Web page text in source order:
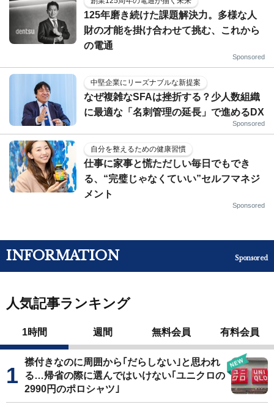
125年磨き続けた課題解決力。多様な人
財の才能を掛け合わせて挑む、これから
の電通
Sponsored
中堅企業にリーズナブルな新提案
なぜ複雑なSFAは挫折する？少人数組織
に最適な「名刺管理の延長」で進めるDX
Sponsored
自分を整えるための健康習慣
仕事に家事と慌ただしい毎日でもでき
る、“完璧じゃなくていい”セルフマネジ
メント
Sponsored
INFORMATION Sponsored
人気記事ランキング
1時間 週間 無料会員 有料会員
襟付きなのに周囲から｢だらしない｣と思われ
る…帰省の際に選んではいけない｢ユニクロの
2990円のポロシャツ｣